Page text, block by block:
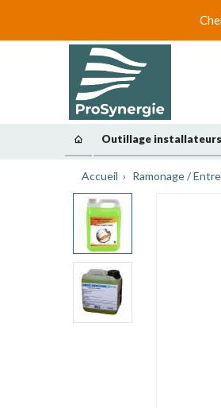
Outillage installateurs
Accueil Ramonage /